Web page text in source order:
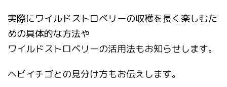
実際にワイルドストロベリーの収穫を長く楽しむた
めの具体的な方法や
ワイルドストロベリーの活用法もお知らせします。
ヘビイチゴとの見分け方もお伝えします。